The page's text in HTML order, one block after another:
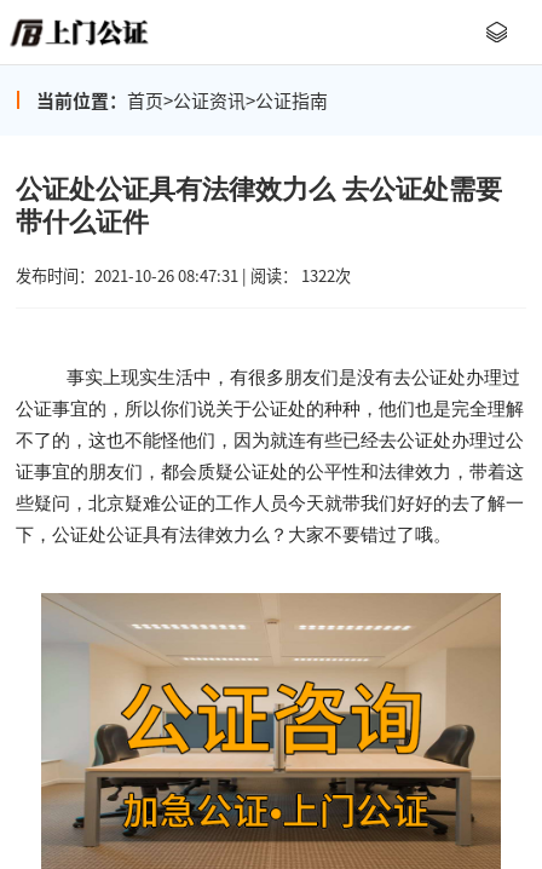
当前位置： 首页>公证资讯>公证指南
公证处公证具有法律效力么 去公证处需要
带什么证件
发布时间：2021-10-26 08:47:31 | 阅读： 1322次
事实上现实生活中，有很多朋友们是没有去公证处办理过
公证事宜的，所以你们说关于公证处的种种，他们也是完全理解
不了的，这也不能怪他们，因为就连有些已经去公证处办理过公
证事宜的朋友们，都会质疑公证处的公平性和法律效力，带着这
些疑问，北京疑难公证的工作人员今天就带我们好好的去了解一
下，公证处公证具有法律效力么？大家不要错过了哦。